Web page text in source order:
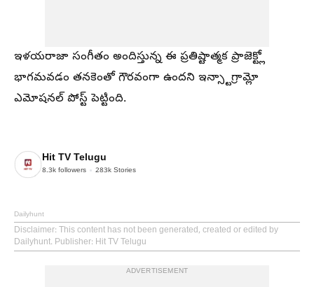
ఇళయరాజా సంగీతం అందిస్తున్న ఈ ప్రతిష్టాత్మక ప్రాజెక్ట్లో
భాగమవడం తనకెంతో గౌరవంగా ఉందని ఇన్స్టాగ్రామ్లో
ఎమోషనల్ పోస్ట్ పెట్టింది.
Hit TV Telugu
8.3k followers 283k Stories
Dailyhunt
Disclaimer: This content has not been generated, created or edited by
Dailyhunt. Publisher: Hit TV Telugu
ADVERTISEMENT